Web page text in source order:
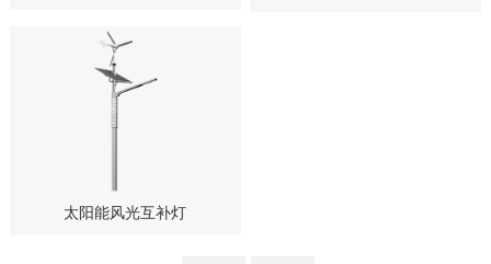
太阳能风光互补灯